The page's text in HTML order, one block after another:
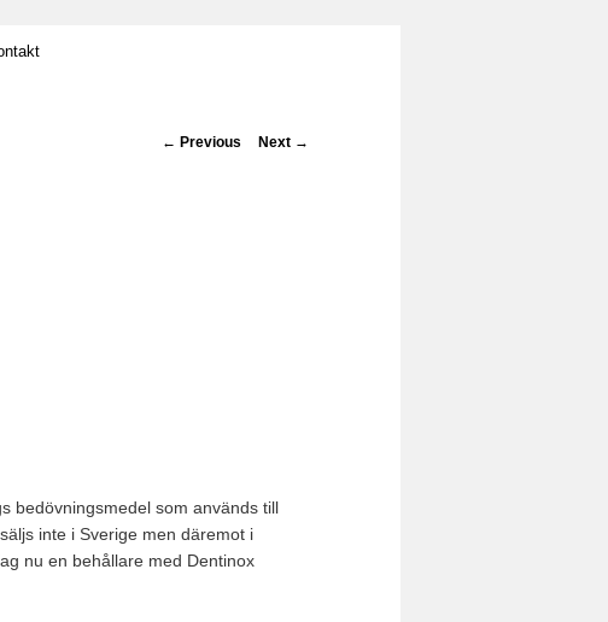
Post navigation
← Previous Next →
bedövningsmedel som används till
inte i Sverige men däremot i
nu en behållare med Dentinox